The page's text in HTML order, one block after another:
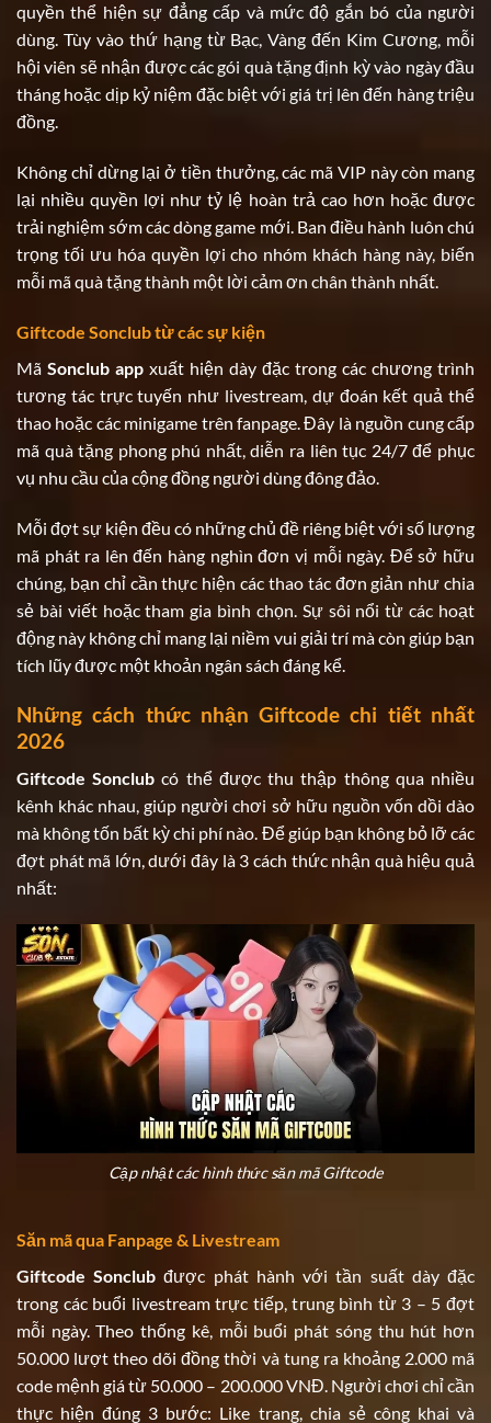
quyền thể hiện sự đẳng cấp và mức độ gắn bó của người
dùng. Tùy vào thứ hạng từ Bạc, Vàng đến Kim Cương, mỗi
hội viên sẽ nhận được các gói quà tặng định kỳ vào ngày đầu
tháng hoặc dịp kỷ niệm đặc biệt với giá trị lên đến hàng triệu
đồng.
Không chỉ dừng lại ở tiền thưởng, các mã VIP này còn mang
lại nhiều quyền lợi như tỷ lệ hoàn trả cao hơn hoặc được
trải nghiệm sớm các dòng game mới. Ban điều hành luôn chú
trọng tối ưu hóa quyền lợi cho nhóm khách hàng này, biến
mỗi mã quà tặng thành một lời cảm ơn chân thành nhất.
Giftcode Sonclub từ các sự kiện
Mã Sonclub app xuất hiện dày đặc trong các chương trình
tương tác trực tuyến như livestream, dự đoán kết quả thể
thao hoặc các minigame trên fanpage. Đây là nguồn cung cấp
mã quà tặng phong phú nhất, diễn ra liên tục 24/7 để phục
vụ nhu cầu của cộng đồng người dùng đông đảo.
Mỗi đợt sự kiện đều có những chủ đề riêng biệt với số lượng
mã phát ra lên đến hàng nghìn đơn vị mỗi ngày. Để sở hữu
chúng, bạn chỉ cần thực hiện các thao tác đơn giản như chia
sẻ bài viết hoặc tham gia bình chọn. Sự sôi nổi từ các hoạt
động này không chỉ mang lại niềm vui giải trí mà còn giúp bạn
tích lũy được một khoản ngân sách đáng kể.
Những cách thức nhận Giftcode chi tiết nhất
2026
Giftcode Sonclub có thể được thu thập thông qua nhiều
kênh khác nhau, giúp người chơi sở hữu nguồn vốn dồi dào
mà không tốn bất kỳ chi phí nào. Để giúp bạn không bỏ lỡ các
đợt phát mã lớn, dưới đây là 3 cách thức nhận quà hiệu quả
nhất:
Cập nhật các hình thức săn mã Giftcode
Săn mã qua Fanpage & Livestream
Giftcode Sonclub được phát hành với tần suất dày đặc
trong các buổi livestream trực tiếp, trung bình từ 3 – 5 đợt
mỗi ngày. Theo thống kê, mỗi buổi phát sóng thu hút hơn
50.000 lượt theo dõi đồng thời và tung ra khoảng 2.000 mã
code mệnh giá từ 50.000 – 200.000 VNĐ. Người chơi chỉ cần
thực hiện đúng 3 bước: Like trang, chia sẻ công khai và